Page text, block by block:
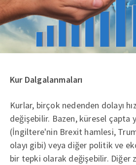
Kur Dalgalanmaları
Kurlar, birçok nedenden dolayı
değişebilir. Bazen, küresel çapta
(İngiltere'nin Brexit hamlesi,
olayı gibi) veya diğer politik ve
bir tepki olarak değişebilir. Diğer